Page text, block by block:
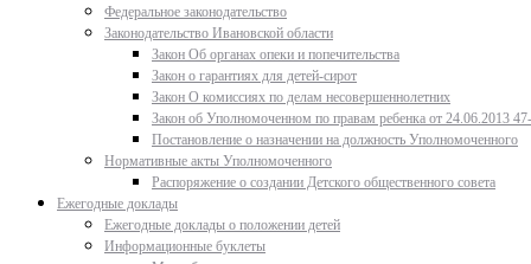
Федеральное законодательство
Законодательство Ивановской области
Закон Об органах опеки и попечительства
Закон о гарантиях для детей-сирот
Закон О комиссиях по делам несовершеннолетних
Закон об Уполномоченном по правам ребенка от 24.06.2013
Постановление о назначении на должность Уполномоченного
Нормативные акты Уполномоченного
Распоряжение о создании Детского общественного совета
Ежегодные доклады
Ежегодные доклады о положении детей
Информационные буклеты